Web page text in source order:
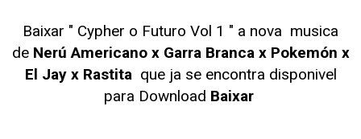
Baixar " Cypher o Futuro Vol 1 " a nova musica
deNerú Americano x Garra Branca x Pokemón x
El Jay x Rastita que ja se encontra disponivel
para Download Baixar